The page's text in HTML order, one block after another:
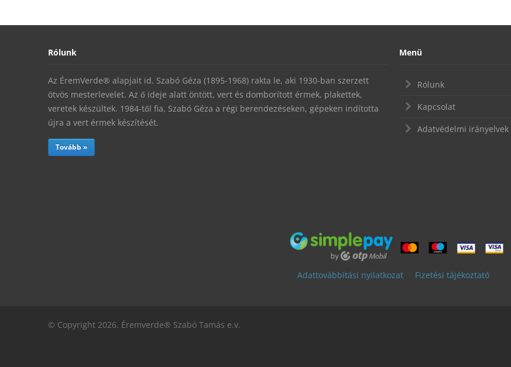
Rólunk
Az ÉremVerde® alapjait id. Szabó Géza (1895-1968) rakta le, aki 1930-ban szerzett
ötvös mesterlevelet. Az ő ideje alatt öntött, vert és domborított érmek, plakettek,
veretek készültek. 1984-től fia, Szabó Géza a régi berendezéseken, gépeken indította
újra a vert érmek készítését.
Tovább »
Menü
Rólunk
Kapcsolat
Adatvédelmi irányelvek
Adattovábbítási nyilatkozat Fizetési tájékoztató
© Copyright 2026. Éremverde® Szabó Tamás e.v.